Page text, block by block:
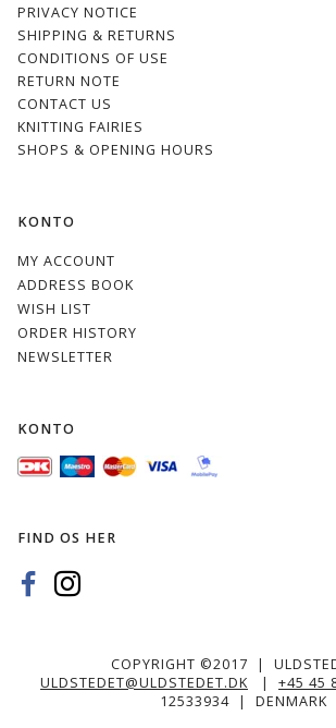
PRIVACY NOTICE
SHIPPING & RETURNS
CONDITIONS OF USE
RETURN NOTE
CONTACT US
KNITTING FAIRIES
SHOPS & OPENING HOURS
KONTO
MY ACCOUNT
ADDRESS BOOK
WISH LIST
ORDER HISTORY
NEWSLETTER
KONTO
FIND OS HER
COPYRIGHT ©2017 |
ULDSTEDET@ULDSTEDET.DK | +45 45
12533934 | DENMARK